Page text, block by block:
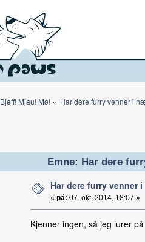
Bjeff! Mjau! Mø!» Har dere furry venner i
Emne: Har dere
Har dere furry venner
« på: 07. okt, 2014, 18:07 »
Kjenner ingen, så jeg lurer